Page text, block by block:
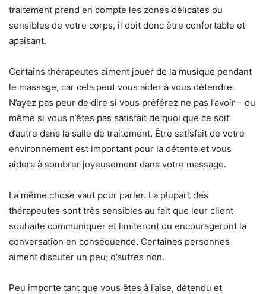
traitement prend en compte les zones délicates ou
sensibles de votre corps, il doit donc être confortable et
apaisant.
Certains thérapeutes aiment jouer de la musique pendant
le massage, car cela peut vous aider à vous détendre.
N’ayez pas peur de dire si vous préférez ne pas l’avoir – ou
même si vous n’êtes pas satisfait de quoi que ce soit
d’autre dans la salle de traitement. Être satisfait de votre
environnement est important pour la détente et vous
aidera à sombrer joyeusement dans votre massage.
La même chose vaut pour parler. La plupart des
thérapeutes sont très sensibles au fait que leur client
souhaite communiquer et limiteront ou encourageront la
conversation en conséquence. Certaines personnes
aiment discuter un peu; d’autres non.
Peu importe tant que vous êtes à l’aise, détendu et